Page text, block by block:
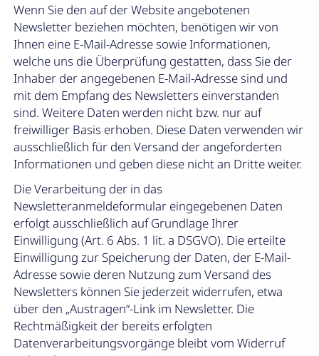
Wenn Sie den auf der Website angebotenen
Newsletter beziehen möchten, benötigen wir von
Ihnen eine E-Mail-Adresse sowie Informationen,
welche uns die Überprüfung gestatten, dass Sie der
Inhaber der angegebenen E-Mail-Adresse sind und
mit dem Empfang des Newsletters einverstanden
sind. Weitere Daten werden nicht bzw. nur auf
freiwilliger Basis erhoben. Diese Daten verwenden wir
ausschließlich für den Versand der angeforderten
Informationen und geben diese nicht an Dritte weiter.
Die Verarbeitung der in das
Newsletteranmeldeformular eingegebenen Daten
erfolgt ausschließlich auf Grundlage Ihrer
Einwilligung (Art. 6 Abs. 1 lit. a DSGVO). Die erteilte
Einwilligung zur Speicherung der Daten, der E-Mail-
Adresse sowie deren Nutzung zum Versand des
Newsletters können Sie jederzeit widerrufen, etwa
über den „Austragen“-Link im Newsletter. Die
Rechtmäßigkeit der bereits erfolgten
Datenverarbeitungsvorgänge bleibt vom Widerruf